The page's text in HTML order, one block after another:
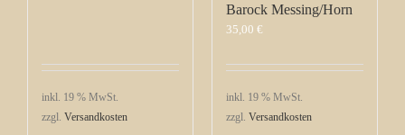
inkl. 19 % MwSt.
zzgl. Versandkosten
Barock Messing/Horn
35,00 €
inkl. 19 % MwSt.
zzgl. Versandkosten